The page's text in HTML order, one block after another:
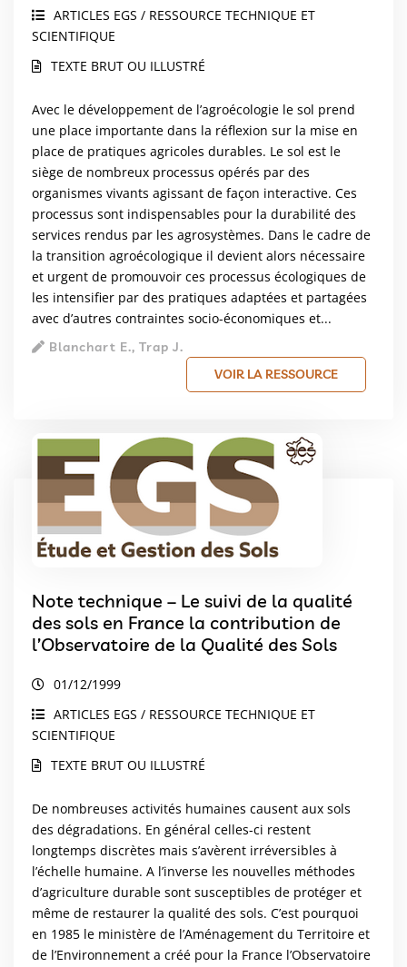
ARTICLES EGS / RESSOURCE TECHNIQUE ET
SCIENTIFIQUE
TEXTE BRUT OU ILLUSTRÉ
Avec le développement de l’agroécologie le sol prend
une place importante dans la réflexion sur la mise en
place de pratiques agricoles durables. Le sol est le
siège de nombreux processus opérés par des
organismes vivants agissant de façon interactive. Ces
processus sont indispensables pour la durabilité des
services rendus par les agrosystèmes. Dans le cadre de
la transition agroécologique il devient alors nécessaire
et urgent de promouvoir ces processus écologiques de
les intensifier par des pratiques adaptées et partagées
avec d’autres contraintes socio-économiques et...
Blanchart E., Trap J.
VOIR LA RESSOURCE
Note technique – Le suivi de la qualité
des sols en France la contribution de
l’Observatoire de la Qualité des Sols
01/12/1999
ARTICLES EGS / RESSOURCE TECHNIQUE ET
SCIENTIFIQUE
TEXTE BRUT OU ILLUSTRÉ
De nombreuses activités humaines causent aux sols
des dégradations. En général celles-ci restent
longtemps discrètes mais s’avèrent irréversibles à
l’échelle humaine. A l’inverse les nouvelles méthodes
d’agriculture durable sont susceptibles de protéger et
même de restaurer la qualité des sols. C’est pourquoi
en 1985 le ministère de l’Aménagement du Territoire et
de l’Environnement a créé pour la France l’Observatoire